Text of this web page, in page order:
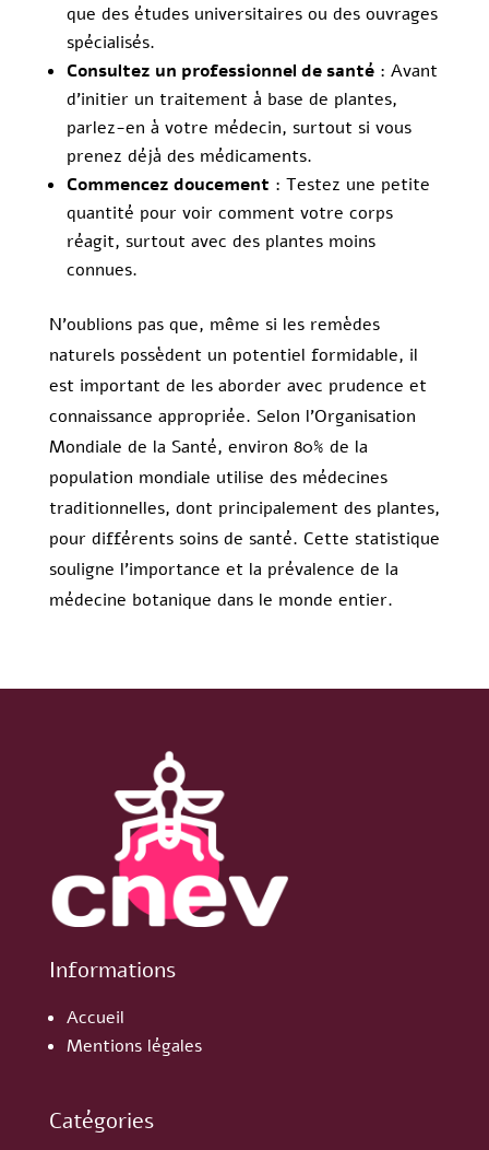
que des études universitaires ou des ouvrages
spécialisés.
Consultez un professionnel de santé: Avant
d’initier un traitement à base de plantes,
parlez-en à votre médecin, surtout si vous
prenez déjà des médicaments.
Commencez doucement : Testez une petite
quantité pour voir comment votre corps
réagit, surtout avec des plantes moins
connues.
N’oublions pas que, même si les remèdes
naturels possèdent un potentiel formidable, il
est important de les aborder avec prudence et
connaissance appropriée. Selon l’Organisation
Mondiale de la Santé, environ 80% de la
population mondiale utilise des médecines
traditionnelles, dont principalement des plantes,
pour différents soins de santé. Cette statistique
souligne l’importance et la prévalence de la
médecine botanique dans le monde entier.
Informations
Accueil
Mentions légales
Catégories